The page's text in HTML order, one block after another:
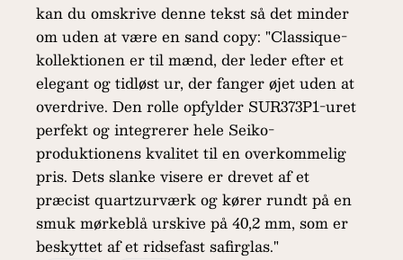
kan du omskrive denne tekst så det minder
om uden at være en sand copy: "Classique-
kollektionen er til mænd, der leder efter et
elegant og tidløst ur, der fanger øjet uden at
overdrive. Den rolle opfylder SUR373P1-uret
perfekt og integrerer hele Seiko-
produktionens kvalitet til en overkommelig
pris. Dets slanke visere er drevet af et
præcist quartzurværk og kører rundt på en
smuk mørkeblå urskive på 40,2 mm, som er
beskyttet af et ridsefast safirglas."